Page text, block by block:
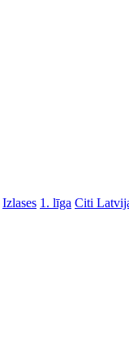
Izlases 1. līga Citi